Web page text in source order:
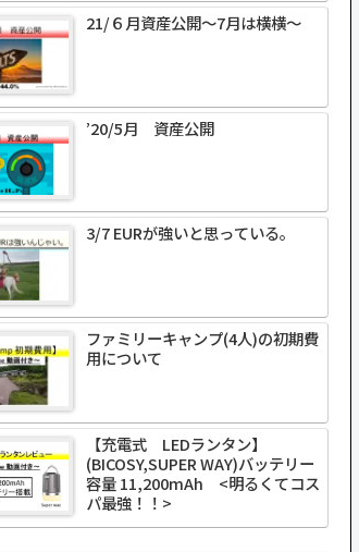
21/６月資産公開～7月は横横～
’20/5月 資産公開
3/7 EURが強いと思っている。
ファミリーキャンプ(4人)の初期費
用について
【充電式 LEDランタン】
(BICOSY,SUPER WAY)バッテリー
容量 11,200mAh <明るくてコス
パ最強！！>